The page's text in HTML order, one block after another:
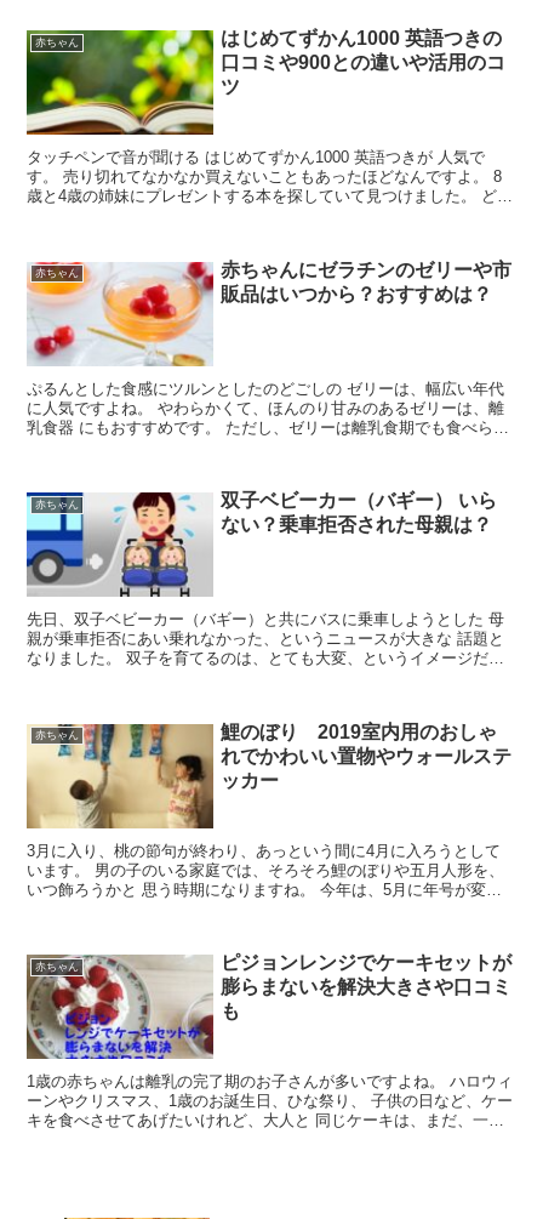
赤ちゃん
はじめてずかん1000 英語つきの
口コミや900との違いや活用のコ
ツ
タッチペンで音が聞ける はじめてずかん1000 英語つきが 人気で
す。 売り切れてなかなか買えないこともあったほどなんですよ。 8
歳と4歳の姉妹にプレゼントする本を探していて見つけました。 どん
赤ちゃん
赤ちゃんにゼラチンのゼリーや市
販品はいつから？おすすめは？
ぷるんとした食感にツルンとしたのどごしの ゼリーは、幅広い年代
に人気ですよね。 やわらかくて、ほんのり甘みのあるゼリーは、離
乳食器 にもおすすめです。 ただし、ゼリーは離乳食期でも食べられ
赤ちゃん
双子ベビーカー（バギー） いら
ない？乗車拒否された母親は？
先日、双子ベビーカー（バギー）と共にバスに乗車しようとした 母
親が乗車拒否にあい乗れなかった、というニュースが大きな 話題と
なりました。 双子を育てるのは、とても大変、というイメージだけ
赤ちゃん
鯉のぼり 2019室内用のおしゃ
れでかわいい置物やウォールステ
ッカー
3月に入り、桃の節句が終わり、あっという間に4月に入ろうとして
います。 男の子のいる家庭では、そろそろ鯉のぼりや五月人形を、
いつ飾ろうかと 思う時期になりますね。 今年は、5月に年号が変わ
赤ちゃん
ピジョンレンジでケーキセットが
膨らまないを解決大きさや口コミ
も
1歳の赤ちゃんは離乳の完了期のお子さんが多いですよね。 ハロウィ
ーンやクリスマス、1歳のお誕生日、ひな祭り、 子供の日など、ケー
キを食べさせてあげたいけれど、大人と 同じケーキは、まだ、一口